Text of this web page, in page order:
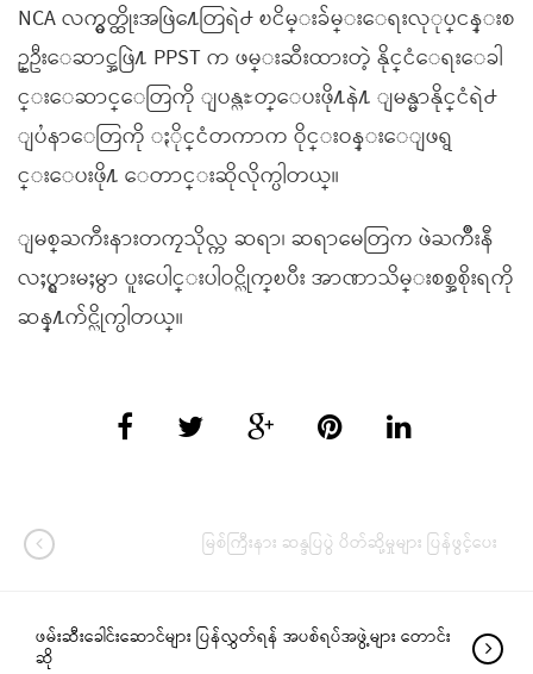
NCA လက္မွတ္ထိုးအဖြဲ႔ေတြရဲ႕ ၿငိမ္းခ်မ္းေရးလုုပ္ငန္းစ
ဥ္ဦးေဆာင္အဖြဲ႔ PPST က ဖမ္းဆီးထားတဲ့ နိုင္ငံေရးေခါ
င္းေဆာင္ေတြကို ျပန္လႊတ္ေပးဖို႔နဲ႔ ျမန္မာနိုင္ငံရဲ႕
ျပႆနာေတြကို ႏိုင္ငံတကာက ဝိုင္းဝန္းေျဖရွ
င္းေပးဖို႔ ေတာင္းဆိုလိုက္ပါတယ္။
ျမစ္ႀကီးနားတကၠသိုလ္က ဆရာ၊ ဆရာမေတြက ဖဲႀကိဳးနီ
လႈပ္ရွားမႈမွာ ပူးေပါင္းပါဝင္လိုက္ၿပီး အာဏာသိမ္းစစ္အစိုးရကို
ဆန္႔က်င္လိုက္ပါတယ္။
မြစ်ကြီးနား ဆန္ဒပြပွဲ ပိတ်ဆို့မှုများ ပြန်ဖွင့်ပေး
ဖမ်းဆီးခေါင်းဆောင်များ ပြန်လွှတ်ရန် အပစ်ရပ်အဖွဲ့များ တောင်း
ဆို